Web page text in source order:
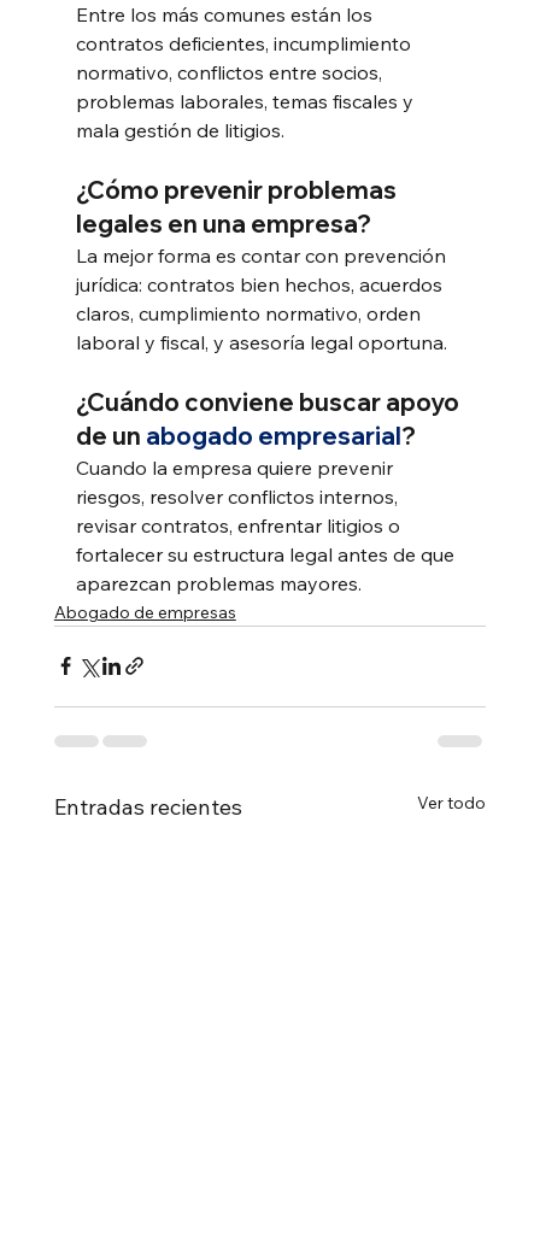
Entre los más comunes están los
contratos deficientes, incumplimiento
normativo, conflictos entre socios,
problemas laborales, temas fiscales y
mala gestión de litigios.
¿Cómo prevenir problemas
legales en una empresa?
La mejor forma es contar con prevención
jurídica: contratos bien hechos, acuerdos
claros, cumplimiento normativo, orden
laboral y fiscal, y asesoría legal oportuna.
¿Cuándo conviene buscar apoyo
de un abogado empresarial?
Cuando la empresa quiere prevenir
riesgos, resolver conflictos internos,
revisar contratos, enfrentar litigios o
fortalecer su estructura legal antes de que
aparezcan problemas mayores.
Abogado de empresas
Entradas recientes Ver todo